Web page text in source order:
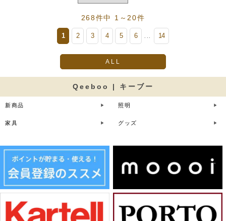
268件中 1～20件
1 2 3 4 5 6 14
ALL
Qeeboo | キーブー
新商品 照明
家具 グッズ